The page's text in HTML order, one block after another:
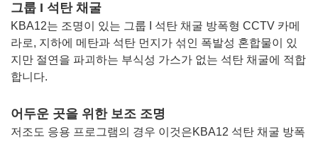
그룹 I 석탄 채굴
KBA12는 조명이 있는 그룹 I 석탄 채굴 방폭형 CCTV 카메
라로, 지하에 메탄과 석탄 먼지가 섞인 폭발성 혼합물이 있
지만 절연을 파괴하는 부식성 가스가 없는 석탄 채굴에 적합
합니다.
어두운 곳을 위한 보조 조명
저조도 응용 프로그램의 경우 이것은KBA12 석탄 채굴 방폭